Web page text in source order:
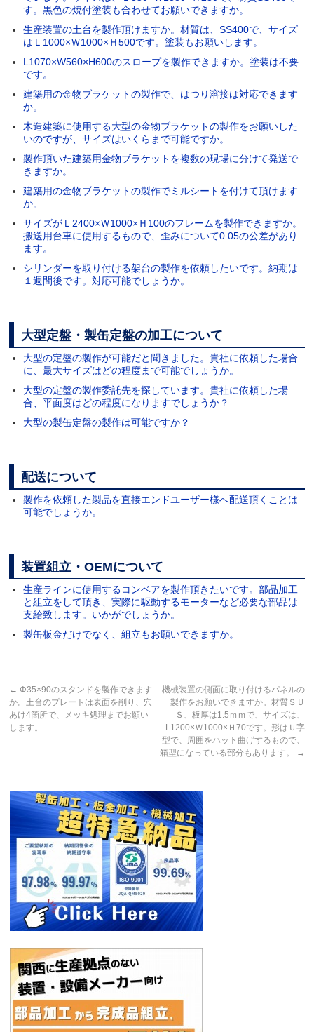
す。黒色の焼付塗装も合わせてお願いできますか。
生産装置の土台を製作頂けますか。材質は、SS400で、サイズ
はＬ1000×Ｗ1000×Ｈ500です。塗装もお願いします。
L1070×W560×H600のスロープを製作できますか。塗装は不要
です。
建築用の金物ブラケットの製作で、はつり溶接は対応できます
か。
木造建築に使用する大型の金物ブラケットの製作をお願いした
いのですが、サイズはいくらまで可能ですか。
製作頂いた建築用金物ブラケットを複数の現場に分けて発送で
きますか。
建築用の金物ブラケットの製作でミルシートを付けて頂けます
か。
サイズがＬ2400×Ｗ1000×Ｈ100のフレームを製作できますか。
搬送用台車に使用するもので、歪みについて0.05の公差があり
ます。
シリンダーを取り付ける架台の製作を依頼したいです。納期は
１週間後です。対応可能でしょうか。
大型定盤・製缶定盤の加工について
大型の定盤の製作が可能だと聞きました。貴社に依頼した場合
に、最大サイズはどの程度まで可能でしょうか。
大型の定盤の製作委託先を探しています。貴社に依頼した場
合、平面度はどの程度になりますでしょうか？
大型の製缶定盤の製作は可能ですか？
配送について
製作を依頼した製品を直接エンドユーザー様へ配送頂くことは
可能でしょうか。
装置組立・OEMについて
生産ラインに使用するコンベアを製作頂きたいです。部品加工
と組立をして頂き、実際に駆動するモーターなど必要な部品は
支給致します。いかがでしょうか。
製缶板金だけでなく、組立もお願いできますか。
← Φ35×90のスタンドを製作できます
か。土台のプレートは表面を削り、穴
あけ4箇所で、メッキ処理までお願い
します。
機械装置の側面に取り付けるパネルの
製作をお願いできますか。材質ＳＵ
Ｓ、板厚は1.5ｍｍで、サイズは、
L1200×Ｗ1000×Ｈ70です。形はＵ字
型で、周囲をハット曲げするもので、
箱型になっている部分もあります。
→